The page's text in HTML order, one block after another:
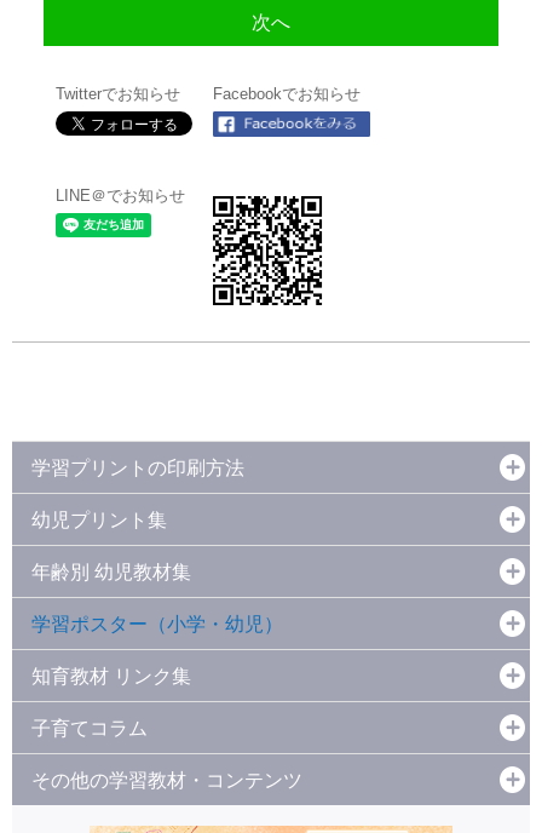
Twitterでお知らせ Facebookでお知らせ
LINE＠でお知らせ
学習プリントの印刷方法
幼児プリント集
年齢別 幼児教材集
学習ポスター（小学・幼児）
知育教材 リンク集
子育てコラム
その他の学習教材・コンテンツ